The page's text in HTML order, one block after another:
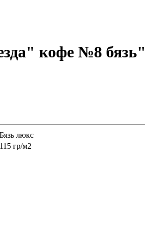
кофе №8 бязь"
Бязь люкс
115 гр/м2